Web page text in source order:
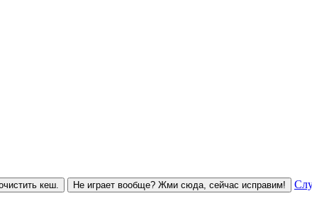
кеш. Не играет вообще? Жми сюда, сейчас исправим!